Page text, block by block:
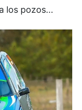
los pozos...